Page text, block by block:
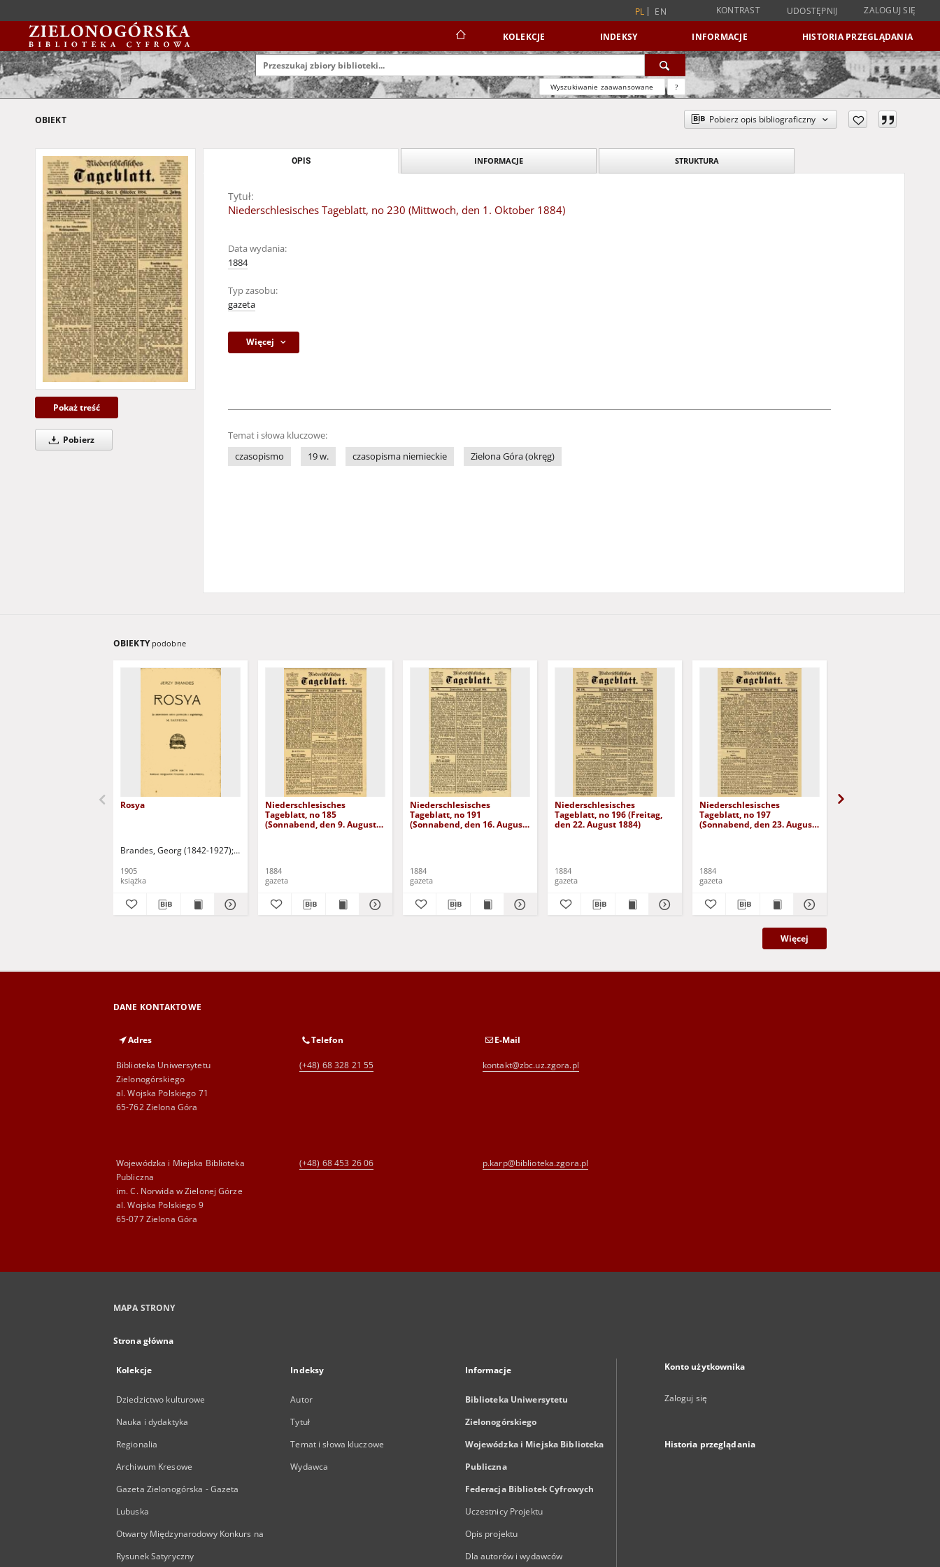
PL EN KONTRAST UDOSTĘPNIJ ZALOGUJ SIĘ
KOLEKCJE INDEKSY INFORMACJE HISTORIA PRZEGLĄDANIA
Wyszukiwanie zaawansowane ?
OBIEKT Pobierz opis bibliograficzny
Pokaż treść
Pobierz
OPIS INFORMACJE STRUKTURA
Tytuł:
Niederschlesisches Tageblatt, no 230 (Mittwoch, den 1. Oktober 1884)
Data wydania:
1884
Typ zasobu:
gazeta
Więcej
Temat i słowa kluczowe:
czasopismo
19 w. czasopisma niemieckie Zielona Góra (okręg)
OBIEKTY podobne
Rosya
Brandes, Georg (1842-1927) Sarnecka, M. - tł.
1905
książka
Niederschlesisches
Tageblatt, no 185
(Sonnabend, den 9. August
1884
gazeta
Niederschlesisches
Tageblatt, no 191
(Sonnabend, den 16. August
1884
gazeta
Niederschlesisches
Tageblatt, no 196 (Freitag,
den 22. August 1884)
1884
gazeta
Niederschlesisches
Tageblatt, no 197
(Sonnabend, den 23. August
1884
gazeta
Więcej
DANE KONTAKTOWE
Adres
Biblioteka Uniwersytetu
Zielonogórskiego
al. Wojska Polskiego 71
65-762 Zielona Góra
Telefon
(+48) 68 328 21 55
E-Mail
kontakt@zbc.uz.zgora.pl
Wojewódzka i Miejska Biblioteka
Publiczna
im. C. Norwida w Zielonej Górze
al. Wojska Polskiego 9
65-077 Zielona Góra
(+48) 68 453 26 06 p.karp@biblioteka.zgora.pl
MAPA STRONY
Strona główna
Kolekcje
Dziedzictwo kulturowe
Nauka i dydaktyka
Regionalia
Archiwum Kresowe
Gazeta Zielonogórska - Gazeta
Lubuska
Otwarty Międzynarodowy Konkurs na
Rysunek Satyryczny
Indeksy
Autor
Tytuł
Temat i słowa kluczowe
Wydawca
Informacje
Biblioteka Uniwersytetu
Zielonogórskiego
Wojewódzka i Miejska Biblioteka
Publiczna
Federacja Bibliotek Cyfrowych
Uczestnicy Projektu
Opis projektu
Dla autorów i wydawców
Konto użytkownika
Zaloguj się
Historia przeglądania